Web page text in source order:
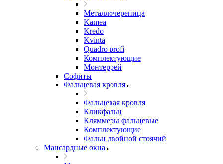
Металлочерепица
Kamea
Kredo
Kvinta
Quadro profi
Комплектующие
Монтеррей
Софиты
Фальцевая кровля
Фальцевая кровля
Кликфальц
Кляммеры фальцевые
Комплектующие
Фальц двойной стоячий
Мансардные окна